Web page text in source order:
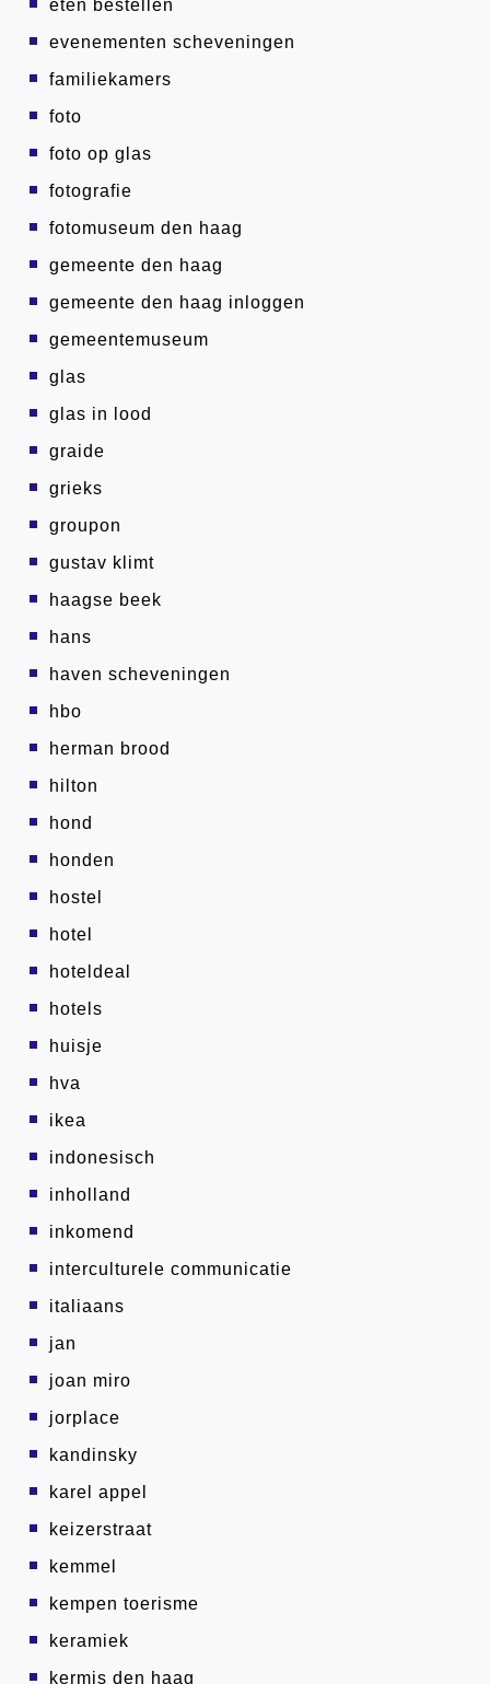
eten bestellen
evenementen scheveningen
familiekamers
foto
foto op glas
fotografie
fotomuseum den haag
gemeente den haag
gemeente den haag inloggen
gemeentemuseum
glas
glas in lood
graide
grieks
groupon
gustav klimt
haagse beek
hans
haven scheveningen
hbo
herman brood
hilton
hond
honden
hostel
hotel
hoteldeal
hotels
huisje
hva
ikea
indonesisch
inholland
inkomend
interculturele communicatie
italiaans
jan
joan miro
jorplace
kandinsky
karel appel
keizerstraat
kemmel
kempen toerisme
keramiek
kermis den haag